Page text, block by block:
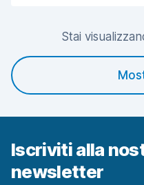
Condizioni dell'auto
Stai
Iscriviti alla
newsletter